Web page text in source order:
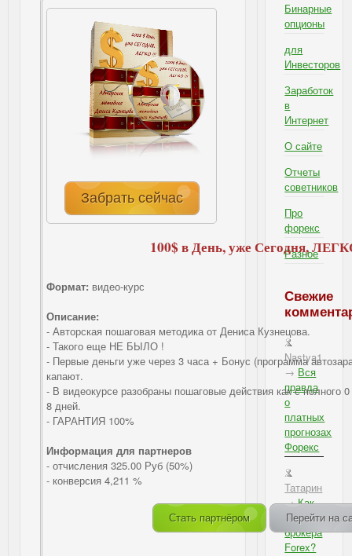
Забрать сейчас
100$ в День, уже Сегодня,
Формат: видео-курс
Описание:
- Авторская пошаговая методика от Дениса Кузнецова.
- Такого еще НЕ БЫЛО !
- Первые деньги уже через 3 часа + Бонус (программа
капают.
- В видеокурсе разобраны пошаговые действия как с полного
8 дней.
- ГАРАНТИЯ 100%
Информация для партнеров
- отчисления 325.00 Руб (50%)
- конверсия 4,211 %
Стать партнёром Перейти на
Бинарные
опционы
для
Инвесторов
Заработок
в
Интернет
О сайте
Отчеты
советников
Про
форекс
Разное
Свежие
Nastya1
→ Вся
правда
о
платных
прогнозах
Форекс
Татарин
→Как
выбрать
брокера
Forex?